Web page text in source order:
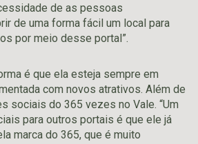
de as pessoas
de uma forma fácil um local para
por meio desse portal”.
é que ela esteja sempre em
com novos atrativos. Além de
sociais do 365 vezes no Vale. “Um
para outros portais é que ele já
marca do 365, que é muito